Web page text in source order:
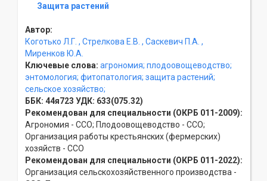
Защита растений
Автор:
Коготько Л.Г. , Стрелкова Е.В. , Саскевич П.А. ,
Миренков Ю.А.
Ключевые слова: агрономия; плодоовощеводство;
энтомология; фитопатология; защита растений;
сельское хозяйство;
ББК: 44я723 УДК: 633(075.32)
Рекомендован для специальности (ОКРБ 011-2009):
Агрономия - ССO; Плодоовощеводство - ССO;
Организация работы крестьянских (фермерских)
хозяйств - ССO
Рекомендован для специальности (ОКРБ 011-2022):
Организация сельскохозяйственного производства -